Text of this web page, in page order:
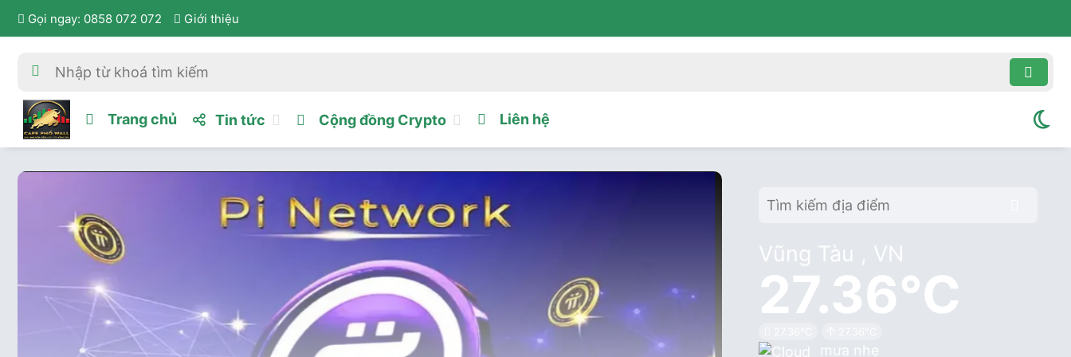
Gọi ngay: 0858 072 072 Giới thiệu
Trang chủ Tin tức Cộng đồng Crypto Liên hệ
Vũng Tàu , VN
27.36°C
mưa nhẹ